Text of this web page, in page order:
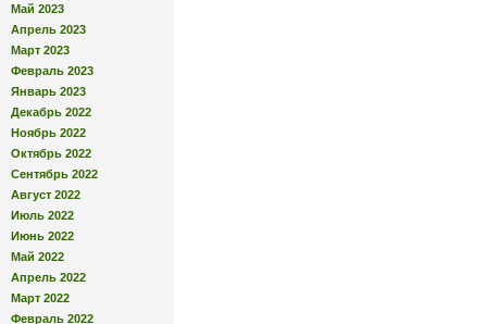
Май 2023
Апрель 2023
Март 2023
Февраль 2023
Январь 2023
Декабрь 2022
Ноябрь 2022
Октябрь 2022
Сентябрь 2022
Август 2022
Июль 2022
Июнь 2022
Май 2022
Апрель 2022
Март 2022
Февраль 2022